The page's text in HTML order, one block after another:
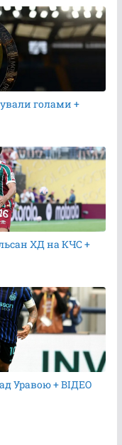
голами +
ХД на КЧС +
Уравою + ВІДЕО